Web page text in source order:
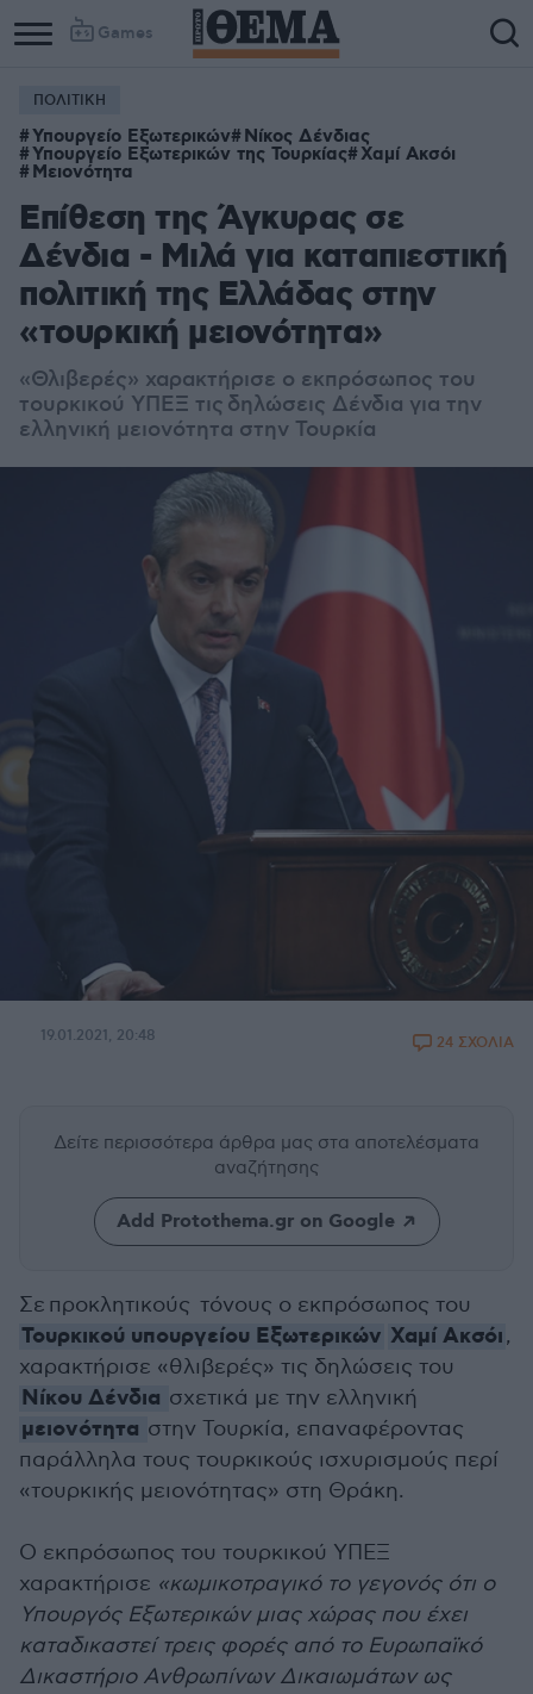
Games
ΠΟΛΙΤΙΚΗ
Υπουργείο Εξωτερικών Νίκος Δένδιας
Υπουργείο Εξωτερικών της Τουρκίας Χαμί Ακσόι
Μειονότητα
Επίθεση της Άγκυρας σε
Δένδια - Μιλά για καταπιεστική
πολιτική της Ελλάδας στην
«τουρκική μειονότητα»
«Θλιβερές» χαρακτήρισε ο εκπρόσωπος του
τουρκικού ΥΠΕΞ τις δηλώσεις Δένδια για την
ελληνική μειονότητα στην Τουρκία
19.01.2021, 20:48 24 ΣΧΟΛΙΑ
Δείτε περισσότερα άρθρα μας στα αποτελέσματα
αναζήτησης
Add Protothema.gr on Google
Σε προκλητικούς τόνους ο εκπρόσωπος του
Τουρκικού υπουργείου Εξωτερικών Χαμί Ακσόι,
χαρακτήρισε «θλιβερές» τις δηλώσεις του
Νίκου Δένδια σχετικά με την ελληνική
μειονότητα στην Τουρκία, επαναφέροντας
παράλληλα τους τουρκικούς ισχυρισμούς περί
«τουρκικής μειονότητας» στη Θράκη.
Ο εκπρόσωπος του τουρκικού ΥΠΕΞ
χαρακτήρισε «κωμικοτραγικό το γεγονός ότι ο
Υπουργός Εξωτερικών μιας χώρας που έχει
καταδικαστεί τρεις φορές από το Ευρωπαϊκό
Δικαστήριο Ανθρωπίνων Δικαιωμάτων ως